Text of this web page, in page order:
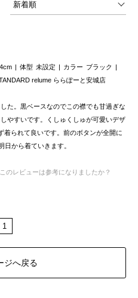
体型 未設定 カラー ブラック
relume ららぽーと安城店
た。黒ベースなのでこの襟でも甘過ぎな
やすいです。くしゅくしゅが可愛いデザ
着られて良いです。前のボタンが全開に
から着ていきます。
このレビューは参考になりましたか？
1
ジへ戻る